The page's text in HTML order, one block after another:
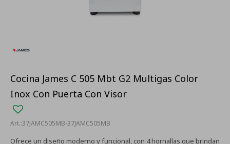
Cocina James C 505 Mbt G2 Multigas Color
Inox Con Puerta Con Visor
37JAMC505MB-37JAMC505MB
Ofrece un diseño moderno y funcional, con 4 hornallas que brindan